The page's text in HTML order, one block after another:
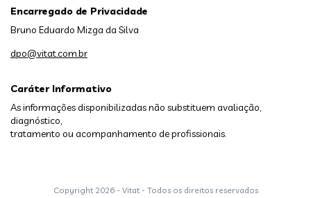
Caráter Informativo
As informações disponibilizadas não substituem avaliação,
diagnóstico,
tratamento ou acompanhamento de profissionais.
Encarregado de Privacidade
Bruno Eduardo Mizga da Silva
dpo@vitat.com.br
Copyright 2026 - Vitat - Todos os direitos reservados